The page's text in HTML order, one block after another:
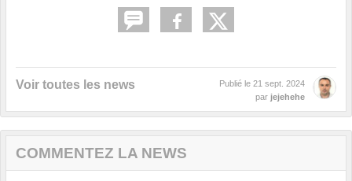
Voir toutes les news Publié le 21 sept. 2024
par jejehehe
COMMENTEZ LA NEWS